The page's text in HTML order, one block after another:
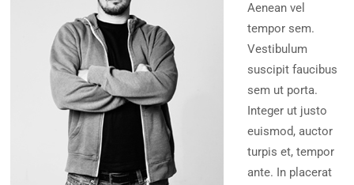
Aenean vel
tempor sem.
Vestibulum
suscipit faucibus
sem ut porta.
Integer ut justo
euismod, auctor
turpis et, tempor
ante. In placerat